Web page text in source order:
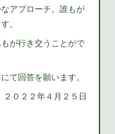
アプローチ。誰もが
。
が行き交うことがで
て回答を願います。
２０２２年４月２５日